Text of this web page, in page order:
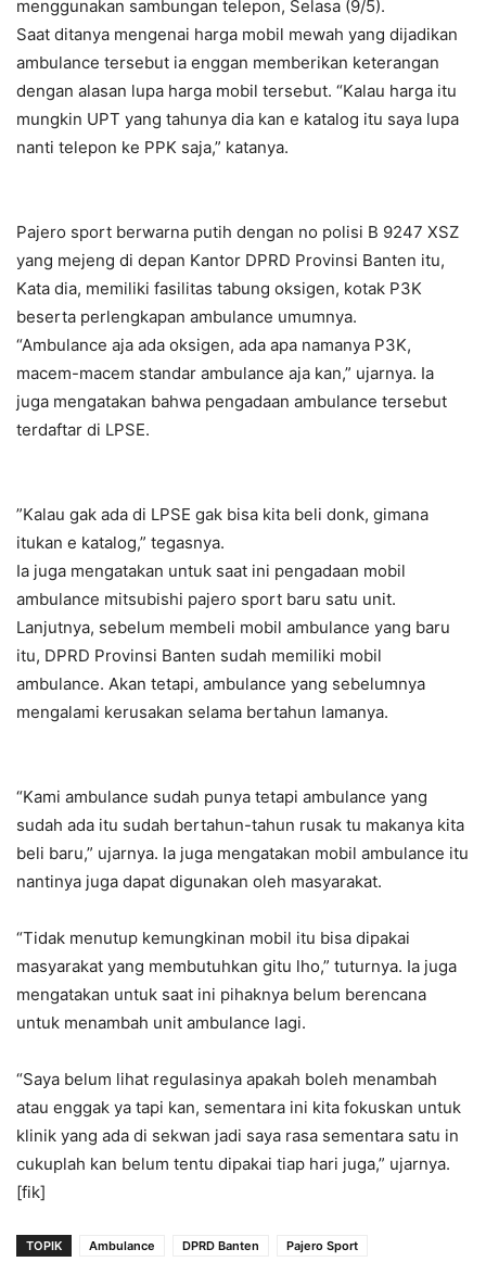
menggunakan sambungan telepon, Selasa (9/5).
Saat ditanya mengenai harga mobil mewah yang dijadikan
ambulance tersebut ia enggan memberikan keterangan
dengan alasan lupa harga mobil tersebut. “Kalau harga itu
mungkin UPT yang tahunya dia kan e katalog itu saya lupa
nanti telepon ke PPK saja,” katanya.
Pajero sport berwarna putih dengan no polisi B 9247 XSZ
yang mejeng di depan Kantor DPRD Provinsi Banten itu,
Kata dia, memiliki fasilitas tabung oksigen, kotak P3K
beserta perlengkapan ambulance umumnya.
“Ambulance aja ada oksigen, ada apa namanya P3K,
macem-macem standar ambulance aja kan,” ujarnya. Ia
juga mengatakan bahwa pengadaan ambulance tersebut
terdaftar di LPSE.
”Kalau gak ada di LPSE gak bisa kita beli donk, gimana
itukan e katalog,” tegasnya.
Ia juga mengatakan untuk saat ini pengadaan mobil
ambulance mitsubishi pajero sport baru satu unit.
Lanjutnya, sebelum membeli mobil ambulance yang baru
itu, DPRD Provinsi Banten sudah memiliki mobil
ambulance. Akan tetapi, ambulance yang sebelumnya
mengalami kerusakan selama bertahun lamanya.
“Kami ambulance sudah punya tetapi ambulance yang
sudah ada itu sudah bertahun-tahun rusak tu makanya kita
beli baru,” ujarnya. Ia juga mengatakan mobil ambulance itu
nantinya juga dapat digunakan oleh masyarakat.
“Tidak menutup kemungkinan mobil itu bisa dipakai
masyarakat yang membutuhkan gitu lho,” tuturnya. Ia juga
mengatakan untuk saat ini pihaknya belum berencana
untuk menambah unit ambulance lagi.
“Saya belum lihat regulasinya apakah boleh menambah
atau enggak ya tapi kan, sementara ini kita fokuskan untuk
klinik yang ada di sekwan jadi saya rasa sementara satu in
cukuplah kan belum tentu dipakai tiap hari juga,” ujarnya.
[fik]
TOPIK Ambulance DPRD Banten Pajero Sport